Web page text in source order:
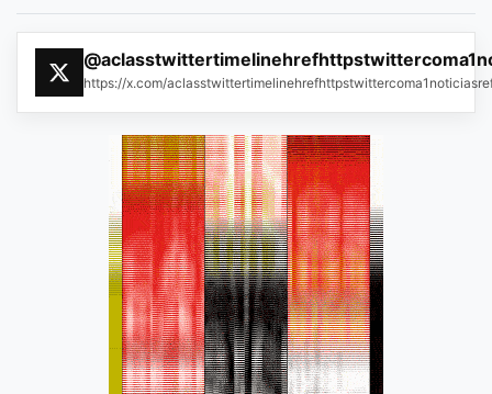
https://x.com/